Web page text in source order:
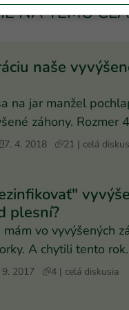
NA TÉMU
naše
na jar manžel
záhony. Rozmer
Vnut
7. 4. 2018 21 | celá
plesní?
mám vo vyvýšených
A chytili tento rok
pleseň. Ako
9. 2017 4 | celá diskusia